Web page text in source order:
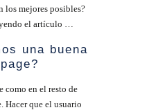
los mejores posibles?
el artículo …
una buena
como en el resto de
Hacer que el usuario